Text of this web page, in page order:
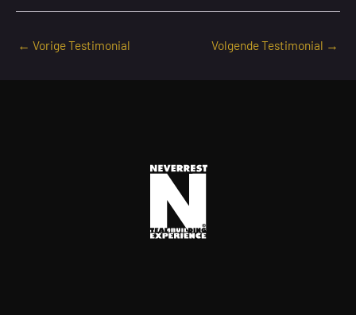
← Vorige Testimonial Volgende Testimonial →